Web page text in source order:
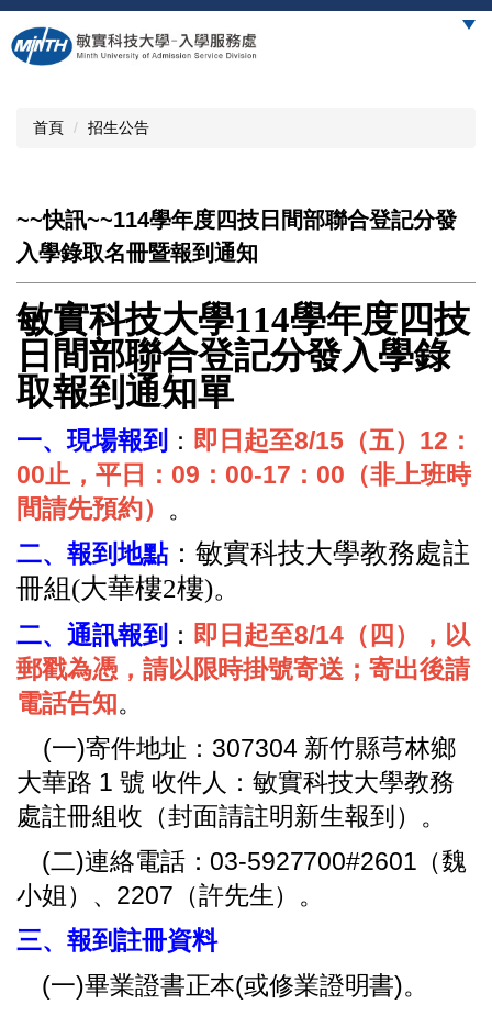
跳
到
主
首頁 招生公告
~~快訊~~114學年度四技日間部聯合登記分發
入學錄取名冊暨報到通知
敏實科技大學114學年度四技
日間部聯合登記分發入學錄
取報到通知單
一、現場報到 ： 即日起至8/15（五）12：
00止，平日：09：00-17：00（非上班時
間請先預約） 。
二、報到地點：敏實科技大學教務處註
冊組(大華樓2樓)。
二、通訊報到 ： 即日起至8/14（四）， 以
郵戳為憑，請以限時掛號寄送；寄出後請
電話告知。
(一)寄件地址：307304 新竹縣芎林鄉
大華路 1 號 收件人：敏實科技大學教務
處註冊組收（封面請註明新生報到） 。
(二)連絡電話：03-5927700#2601（魏
小姐）、2207（許先生）。
三、報到註冊資料
(一)畢業證書正本(或修業證明書)。